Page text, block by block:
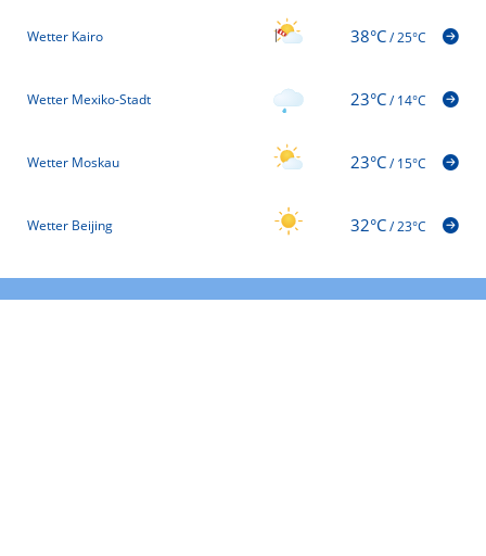
Wetter Kairo 38°C/25°C
Wetter Mexiko-Stadt 23°C/14°C
Wetter Moskau 23°C/15°C
Wetter Beijing 32°C/23°C